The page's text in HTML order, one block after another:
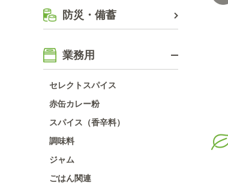
防災・備蓄
業務用
セレクトスパイス
赤缶カレー粉
スパイス（香辛料）
調味料
ジャム
ごはん関連
４００ｇ（80ｇ×5
袋）